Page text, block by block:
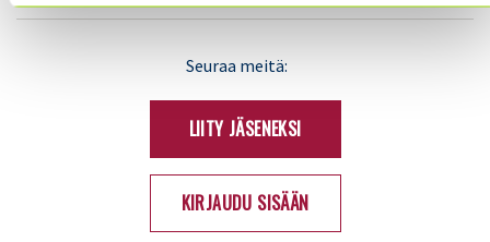
Seuraa meitä:
LIITY JÄSENEKSI
KIRJAUDU SISÄÄN